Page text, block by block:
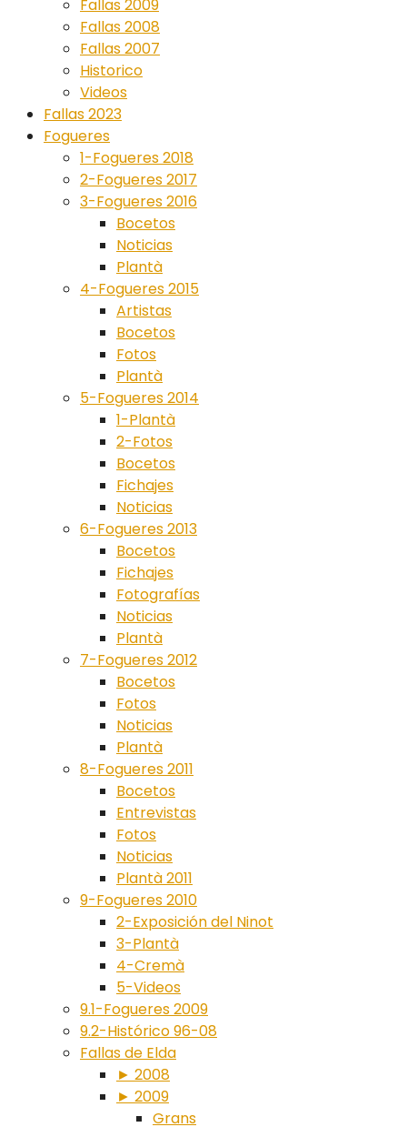
Fallas 2009
Fallas 2008
Fallas 2007
Historico
Videos
Fallas 2023
Fogueres
1-Fogueres 2018
2-Fogueres 2017
3-Fogueres 2016
Bocetos
Noticias
Plantà
4-Fogueres 2015
Artistas
Bocetos
Fotos
Plantà
5-Fogueres 2014
1-Plantà
2-Fotos
Bocetos
Fichajes
Noticias
6-Fogueres 2013
Bocetos
Fichajes
Fotografías
Noticias
Plantà
7-Fogueres 2012
Bocetos
Fotos
Noticias
Plantà
8-Fogueres 2011
Bocetos
Entrevistas
Fotos
Noticias
Plantà 2011
9-Fogueres 2010
2-Exposición del Ninot
3-Plantà
4-Cremà
5-Videos
9.1-Fogueres 2009
9.2-Histórico 96-08
Fallas de Elda
► 2008
► 2009
Grans